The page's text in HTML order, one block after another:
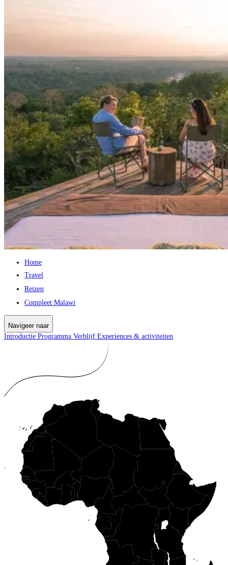
Home
Travel
Reizen
Compleet Malawi
Navigeer naar
Introductie Programma Verblijf Experiences & activiteiten